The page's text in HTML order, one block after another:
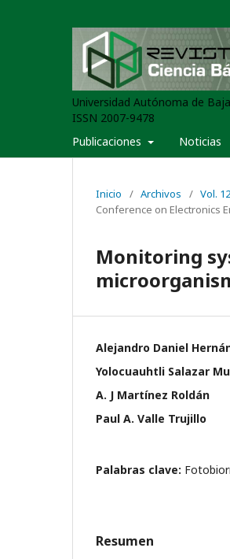
Universidad Autónoma de
ISSN 2007-9478
Publicaciones
Noticias
Inicio / Archivos / Vol.
Conference on Electronics
Monitoring
Alejandro Daniel
Yolocuauhtli Salazar
A. J Martínez Roldán
Paul A. Valle Trujillo
Palabras clave:
Resumen